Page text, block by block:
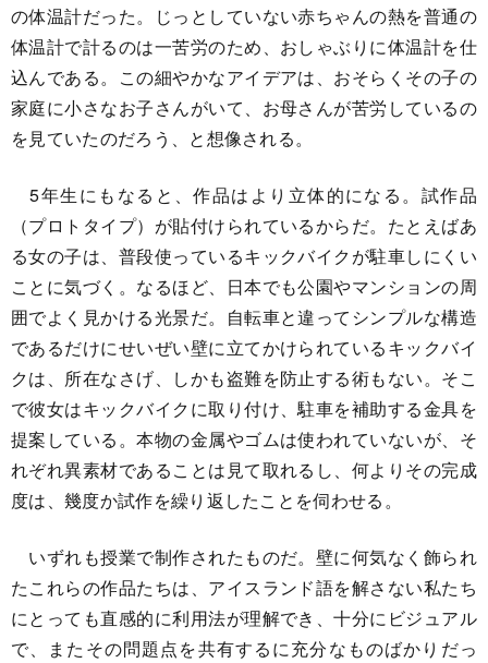
の体温計だった。じっとしていない赤ちゃんの熱を普通の
体温計で計るのは一苦労のため、おしゃぶりに体温計を仕
込んである。この細やかなアイデアは、おそらくその子の
家庭に小さなお子さんがいて、お母さんが苦労しているの
を見ていたのだろう、と想像される。
5年生にもなると、作品はより立体的になる。試作品
（プロトタイプ）が貼付けられているからだ。たとえばあ
る女の子は、普段使っているキックバイクが駐車しにくい
ことに気づく。なるほど、日本でも公園やマンションの周
囲でよく見かける光景だ。自転車と違ってシンプルな構造
であるだけにせいぜい壁に立てかけられているキックバイ
クは、所在なさげ、しかも盗難を防止する術もない。そこ
で彼女はキックバイクに取り付け、駐車を補助する金具を
提案している。本物の金属やゴムは使われていないが、そ
れぞれ異素材であることは見て取れるし、何よりその完成
度は、幾度か試作を繰り返したことを伺わせる。
いずれも授業で制作されたものだ。壁に何気なく飾られ
たこれらの作品たちは、アイスランド語を解さない私たち
にとっても直感的に利用法が理解でき、十分にビジュアル
で、またその問題点を共有するに充分なものばかりだっ